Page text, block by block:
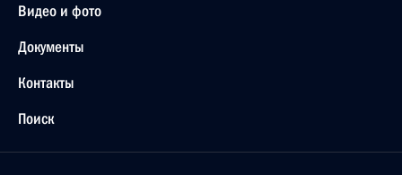
Видео и фото
Документы
Контакты
Поиск